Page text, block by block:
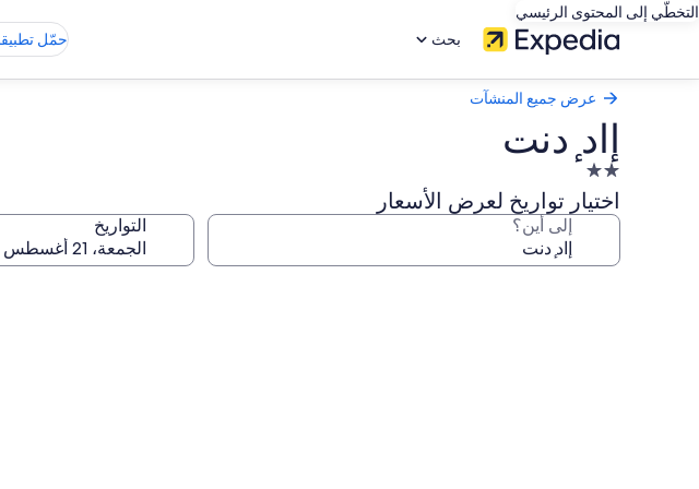
التخطّي إلى المحتوى الرئيسي
بحث
حمّل
عرض جميع المنشآت
إاد ٕدنت
منشأة
فندقية
مصنفة
بنجمتين
2.0
اختيار تواريخ لعرض الأسعار
إلى أين؟ التواريخ